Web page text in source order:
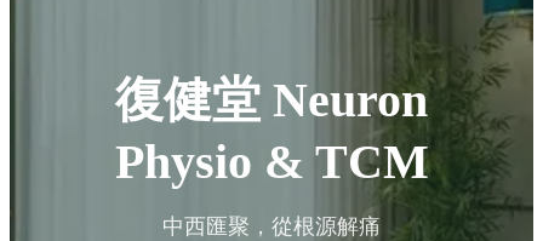
復健堂 Neuron
Physio & TCM
中西匯聚，從根源解痛